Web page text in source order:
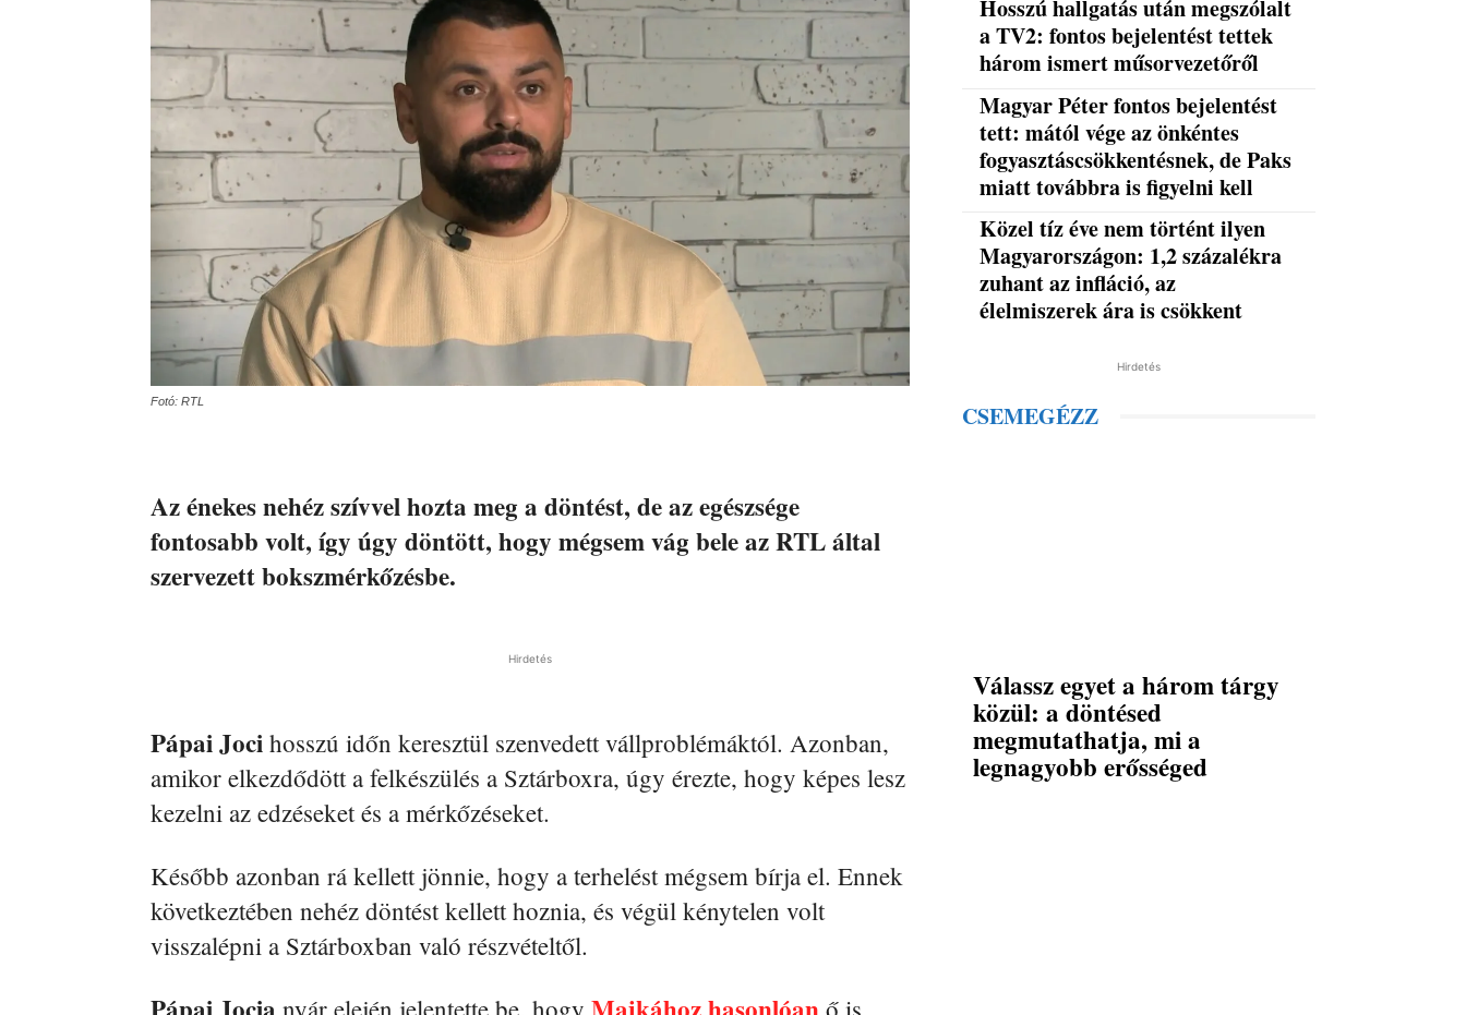
Fotó: RTL
Az énekes nehéz szívvel hozta meg a döntést, de az egészsége
fontosabb volt, így úgy döntött, hogy mégsem vág bele az RTL által
szervezett bokszmérkőzésbe.
Hirdetés
Pápai Joci hosszú időn keresztül szenvedett vállproblémáktól. Azonban,
amikor elkezdődött a felkészülés a Sztárboxra, úgy érezte, hogy képes lesz
kezelni az edzéseket és a mérkőzéseket.
Később azonban rá kellett jönnie, hogy a terhelést mégsem bírja el. Ennek
következtében nehéz döntést kellett hoznia, és végül kénytelen volt
visszalépni a Sztárboxban való részvételtől.
nyár elején jelentette be, hogy
ő is
Hosszú hallgatás után megszólalt
a TV2: fontos bejelentést tettek
három ismert műsorvezetőről
Magyar Péter fontos bejelentést
tett: mától vége az önkéntes
fogyasztáscsökkentésnek, de Paks
miatt továbbra is figyelni kell
Közel tíz éve nem történt ilyen
Magyarországon: 1,2 százalékra
zuhant az infláció, az
élelmiszerek ára is csökkent
Hirdetés
CSEMEGÉZZ
Válassz egyet a három tárgy
közül: a döntésed
megmutathatja, mi a
legnagyobb erősséged